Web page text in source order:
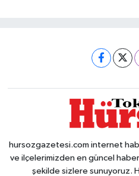
hursozgazetesi.com internet
ve ilçelerimizden en güncel
şekilde sizlere sunuyoruz.